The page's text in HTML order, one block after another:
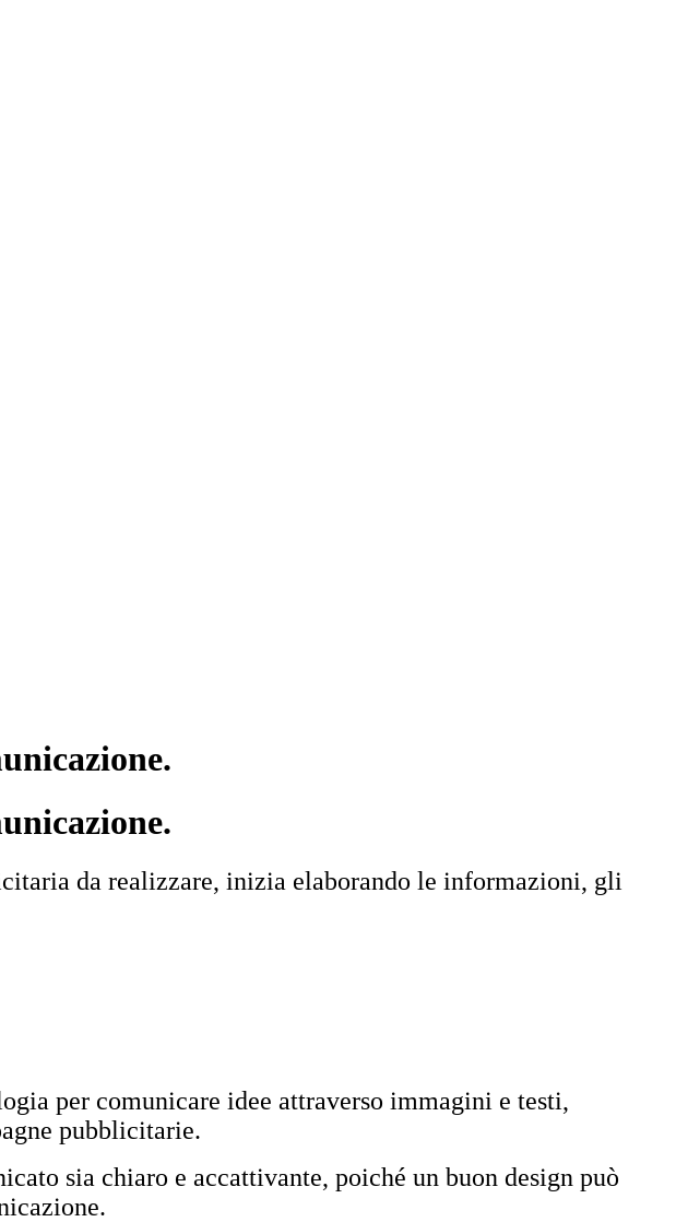
da realizzare, inizia elaborando le informazioni, gli
per comunicare idee attraverso immagini e testi,
pubblicitarie.
sia chiaro e accattivante, poiché un buon design può